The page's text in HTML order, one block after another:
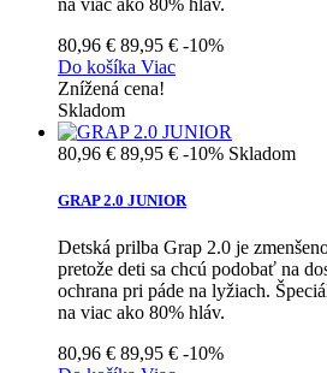
80,96 € 89,95 € -10%
Do košíka Viac
Znížená cena!
Skladom
80,96 € 89,95 € -10% Skladom
GRAP 2.0 JUNIOR
Detská prilba Grap 2.0 je
pretože deti sa chcú podobať na
ochrana pri páde na lyžiach.
na viac ako 80% hláv.
80,96 € 89,95 € -10%